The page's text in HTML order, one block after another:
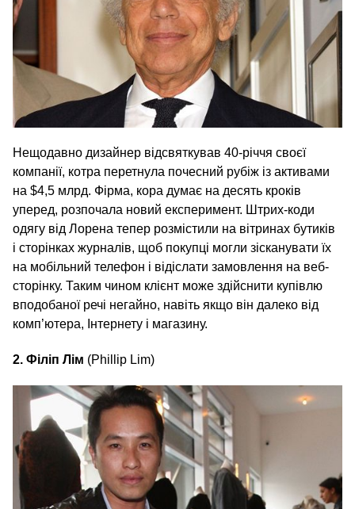
Нещодавно дизайнер відсвяткував 40-річчя своєї
компанії, котра перетнула почесний рубіж із активами
на $4,5 млрд. Фірма, кора думає на десять кроків
уперед, розпочала новий експеримент. Штрих-коди
одягу від Лорена тепер розмістили на вітринах бутиків
і сторінках журналів, щоб покупці могли зісканувати їх
на мобільний телефон і відіслати замовлення на веб-
сторінку. Таким чином клієнт може здійснити купівлю
вподобаної речі негайно, навіть якщо він далеко від
комп’ютера, Інтернету і магазину.
2. Філіп Лім (Phillip Lim)